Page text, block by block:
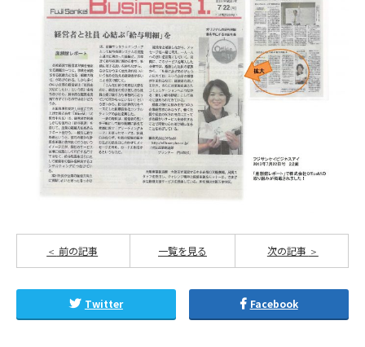
前の記事 次の記事
一覧を見る
Twitter Facebook